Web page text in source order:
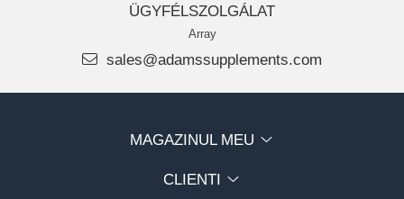
ÜGYFÉLSZOLGÁLAT
Array
sales@adamssupplements.com
MAGAZINUL MEU
CLIENTI